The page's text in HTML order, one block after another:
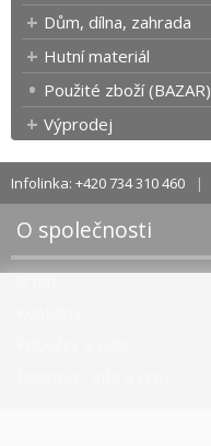
Dům, dílna, zahrada
Hutní materiál
Použité zboží (BAZAR)
Výprodej
Infolinka: +420 734 310 460
O společnosti